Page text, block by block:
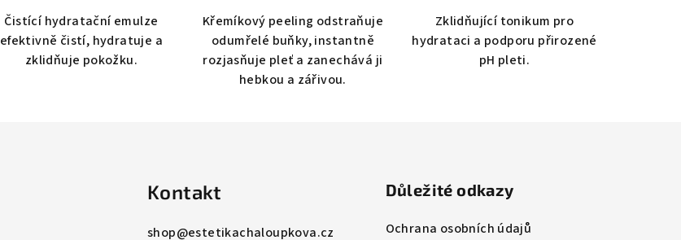
Čistící hydratační emulze
efektivně čistí, hydratuje a
zklidňuje pokožku.
Křemíkový peeling odstraňuje
odumřelé buňky, instantně
rozjasňuje pleť a zanechává ji
hebkou a zářivou.
5,0
z
5
Zklidňující tonikum pro
hydrataci a podporu přirozené
pH pleti.
Kontakt
shop@estetikachaloupkova.cz
Důležité odkazy
Ochrana osobních údajů